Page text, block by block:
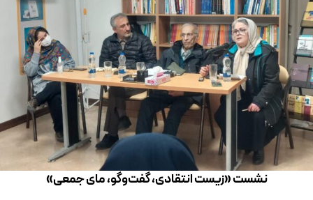
نشست «زیست انتقادی، گفت‌وگو، مای جمعی»